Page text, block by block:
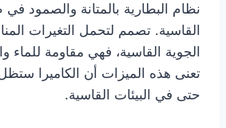
نظام البطارية بالمتانة والصمود
القاسية. تصمم لتحمل التغيرات
الجوية القاسية، فهي مقاومة للماء
تعنى هذه الميزات أن الكاميرا
حتى في البيئات القاسية.